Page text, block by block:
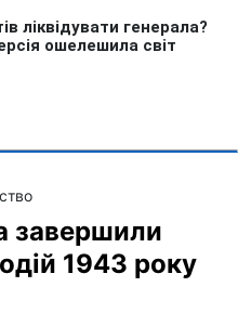
завершили
1943 року